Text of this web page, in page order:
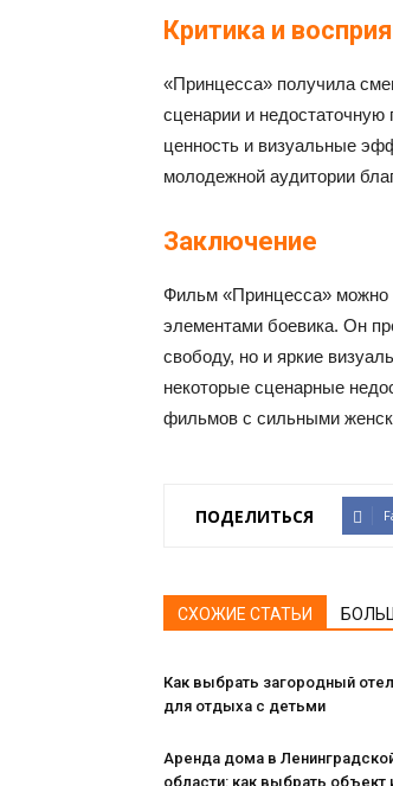
Критика и
«Принцесса» получила
сценарии и недостаточную
ценность и визуальные
молодежной аудитории
Заключение
Фильм «Принцесса» можно
элементами боевика. Он
свободу, но и яркие
некоторые сценарные
фильмов с сильными
ПОДЕЛИТЬСЯ
СХОЖИЕ СТАТЬИ
Как выбрать загородный
для отдыха с детьми
Аренда дома в
области: как выбрать объект